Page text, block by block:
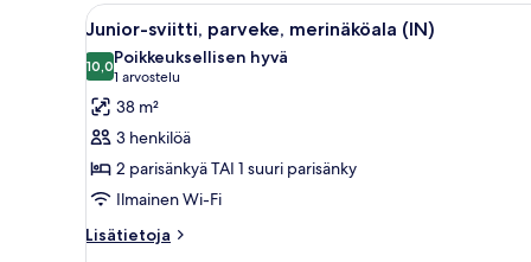
Avaa
kaikki
huonetyypin
Junior-
sviitti,
parveke,
merinäköala
(IN)
kuvat
Hotellihuone, jossa on kaksi
5
Junior-sviitti, parveke, merinäköala (IN)
10,010,0 kautta 10
Poikkeuksellisen hyvä
1 arvostelu
(1
arvostelu)
38 m²
3 henkilöä
2 parisänkyä TAI 1 suuri parisänky
Ilmainen Wi-Fi
Lisätietoja
Lisätietoja